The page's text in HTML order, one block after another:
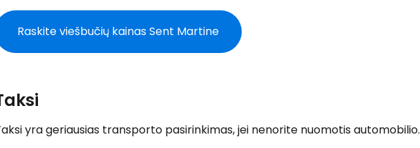
Raskite viešbučių kainas Sent Martine
yra geriausias transporto pasirinkimas, jei nenorite nuomotis automobilio.
... pasaulinė kelionių bendruomenė